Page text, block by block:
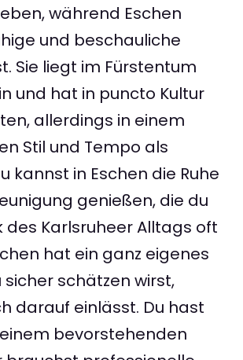
während Eschen
und beschauliche
Sie liegt im Fürstentum
und hat in puncto Kultur
allerdings in einem
Stil und Tempo als
kannst in Eschen die Ruhe
genießen, die du
des Karlsruheer Alltags oft
hat ein ganz eigenes
sicher schätzen wirst,
darauf einlässt. Du hast
bevorstehenden